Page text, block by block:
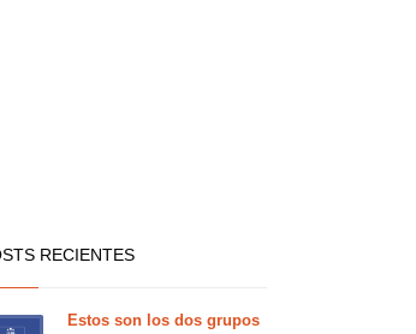
RECIENTES
Estos son los dos grupos